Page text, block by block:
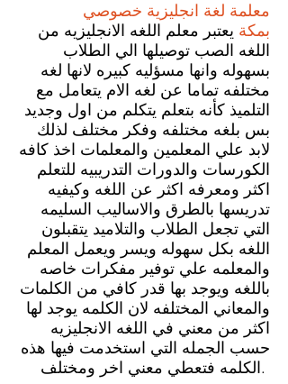
معلمة لغة انجليزية خصوصي
بمكة يعتبر معلم اللغه الانجليزيه من
اللغه الصب توصيلها الي الطلاب
بسهوله وانها مسؤليه كبيره لانها لغه
مختلفه تماما عن لغه الام يتعامل مع
التلميذ كأنه بتعلم يتكلم من اول وجديد
بس بلغه مختلفه وفكر مختلف لذلك
لابد علي المعلمين والمعلمات اخذ كافه
الكورسات والدورات التدريبيه للتعلم
اكثر ومعرفه اكثر عن اللغه وكيفيه
تدريسها بالطرق والاساليب السليمه
التي تجعل الطلاب والتلاميد يتقبلون
اللغه بكل سهوله ويسر ويعمل المعلم
والمعلمه علي توفير مفكرات خاصه
باللغه ويوجد بها قدر كافي من الكلمات
والمعاني المختلفه لان الكلمه يوجد لها
اكثر من معني في اللغه الانجليزيه
حسب الجمله التي استخدمت فيها هذه
الكلمه فتعطي معني اخر ومختلف.